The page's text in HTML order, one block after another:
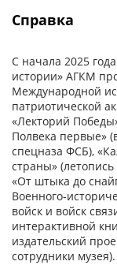
Справка
С начала 2025
истории» АГКМ
Международной
патриотической
«Лекторий
Полвека первые»
спецназа ФСБ),
страны»
«От штыка до
Военного-
войск и войск
интерактивной
издательский
сотрудники музея).